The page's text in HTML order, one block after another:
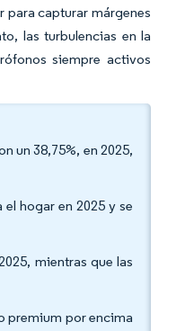
para capturar márgenes
las turbulencias en la
siempre activos
un 38,75%, en 2025,
hogar en 2025 y se
mientras que las
premium por encima